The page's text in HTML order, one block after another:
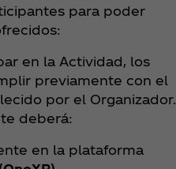
para poder
en la Actividad, los
previamente con el
por el Organizador.
deberá:
en la plataforma